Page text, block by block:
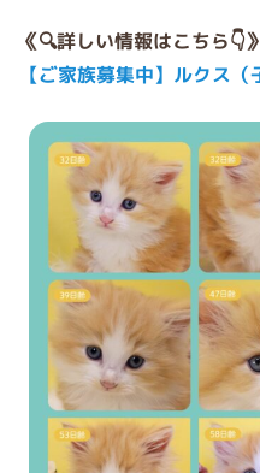
《🔍詳しい情報はこちら👇》
【ご家族募集中】ルクス